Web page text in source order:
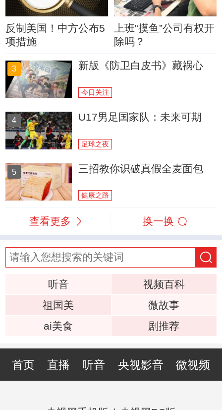
反制美国！中方公布5
项措施
上班“摸鱼”公司有权开
除吗？
3 新版《防卫白皮书》藏祸心
今日关注
4 U17男足国家队：未来可期
足球之夜
5 三招教你识破真假全麦面包
健康之路
查看更多 换一换
听音
视频百科
祖国美
微故事
ai美食
剧推荐
首页 直播 听音 央视影音 微视频